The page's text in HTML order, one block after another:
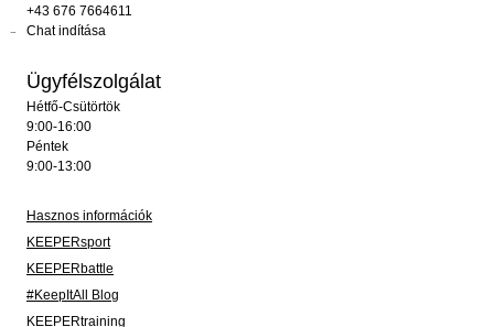
+43 676 7664611
Chat indítása
Ügyfélszolgálat
Hétfő-Csütörtök
9:00-16:00
Péntek
9:00-13:00
Hasznos információk
KEEPERsport
KEEPERbattle
#KeepItAll Blog
KEEPERtraining